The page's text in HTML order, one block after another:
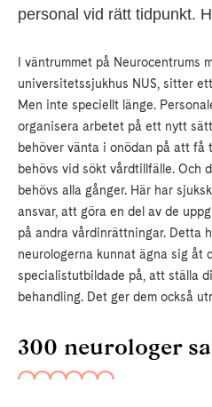
personal vid rätt tidpunkt.
I väntrummet på Neurocentrums
universitetssjukhus NUS, sitter
Men inte speciellt länge.
organisera arbetet på ett nytt
behöver vänta i onödan på att få
behövs vid sökt vårdtillfälle. Och
behövs alla gånger. Här har
ansvar, att göra en del av de
på andra vårdinrättningar. Detta
neurologerna kunnat ägna sig åt
specialistutbildade på, att ställa
behandling. Det ger dem också
300 neurologer